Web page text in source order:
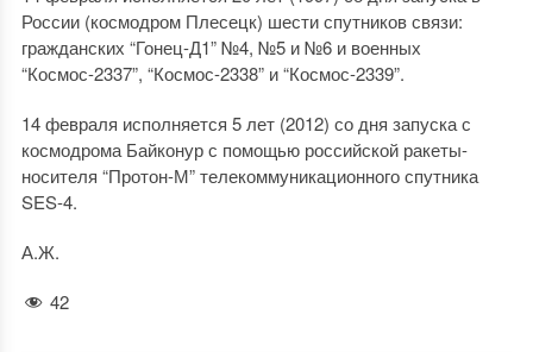
России (космодром Плесецк) шести спутников связи:
гражданских “Гонец-Д1” №4, №5 и №6 и военных
“Космос-2337”, “Космос-2338” и “Космос-2339”.
14 февраля исполняется 5 лет (2012) со дня запуска с
космодрома Байконур с помощью российской ракеты-
носителя “Протон-М” телекоммуникационного спутника
SES-4.
А.Ж.
42